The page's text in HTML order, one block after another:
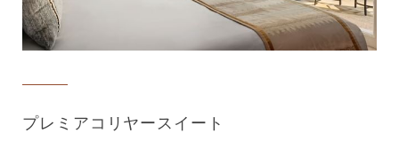
プレミアコリヤースイート